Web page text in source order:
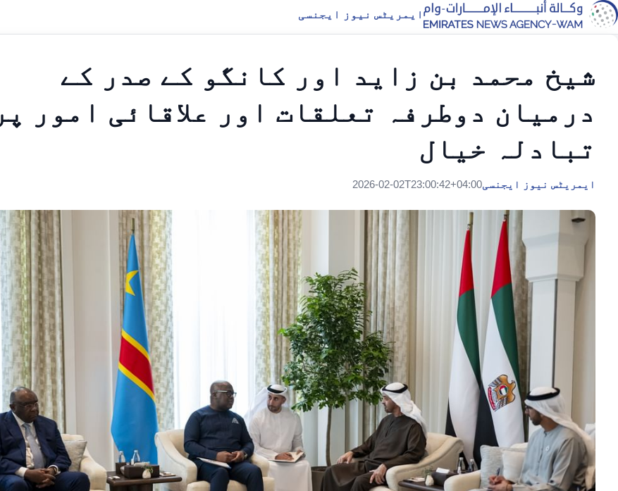
ایمریٹس نیوز ایجنسی
شیخ محمد بن زاید اور کانگو کے صدر کے
درمیان دوطرفہ تعلقات اور علاقائی امور پر
تبادلہ خیال
ایمریٹس نیوز ایجنسی2026-02-02T23:00:42+04:00